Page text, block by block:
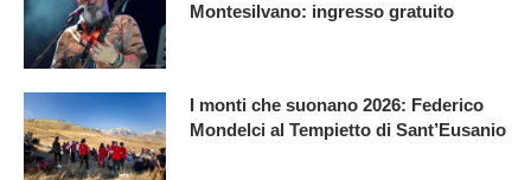
Montesilvano: ingresso gratuito
I monti che suonano 2026: Federico
Mondelci al Tempietto di Sant’Eusanio